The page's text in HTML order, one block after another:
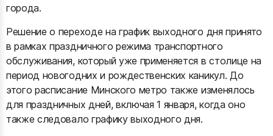
города.
Решение о переходе на график выходного дня принято
в рамках праздничного режима транспортного
обслуживания, который уже применяется в столице на
период новогодних и рождественских каникул. До
этого расписание Минского метро также изменялось
для праздничных дней, включая 1 января, когда оно
также следовало графику выходного дня.